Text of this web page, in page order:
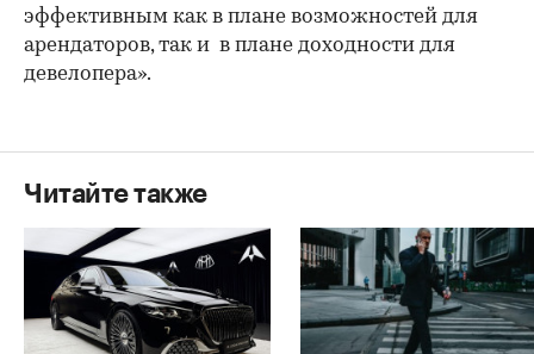
эффективным как в плане возможностей для
арендаторов, так и в плане доходности для
девелопера».
Читайте также